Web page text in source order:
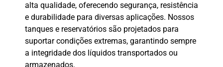
alta qualidade, oferecendo segurança, resistência
e durabilidade para diversas aplicações. Nossos
tanques e reservatórios são projetados para
suportar condições extremas, garantindo sempre
a integridade dos líquidos transportados ou
armazenados.